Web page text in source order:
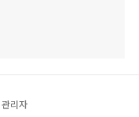
관리자